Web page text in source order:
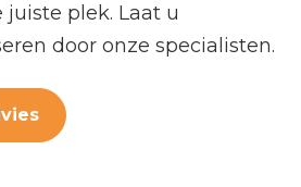
plek. Laat u
door onze specialisten.